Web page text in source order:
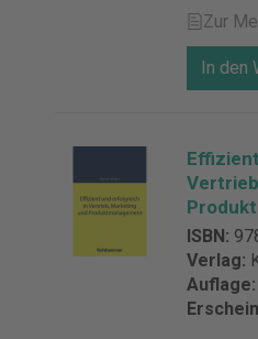
Zur
In den
ISBN:
Verlag:
Auflage: